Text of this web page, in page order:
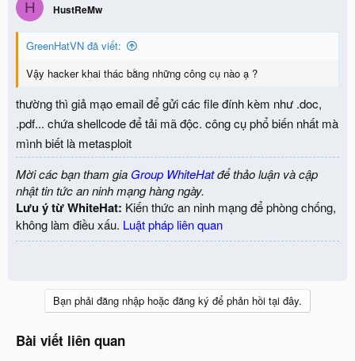
H HustReMw
GreenHatVN đã viết:
Vậy hacker khai thác bằng những công cụ nào ạ ?
thường thì giả mạo email để gửi các file đính kèm như .doc,
.pdf... chứa shellcode để tải mã độc. công cụ phổ biến nhất mà
mình biết là metasploit
Mời các bạn tham gia Group WhiteHatđể thảo luận và cập
nhật tin tức an ninh mạng hàng ngày.
Lưu ý từ WhiteHat: Kiến thức an ninh mạng để phòng chống,
không làm điều xấu. Luật pháp liên quan
Bạn phải đăng nhập hoặc đăng ký để phản hồi tại đây.
Bài viết liên quan